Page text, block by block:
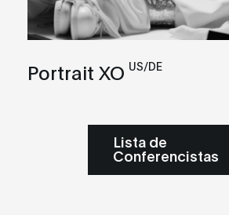
Portrait XO US/DE
Lista de
Conferencistas